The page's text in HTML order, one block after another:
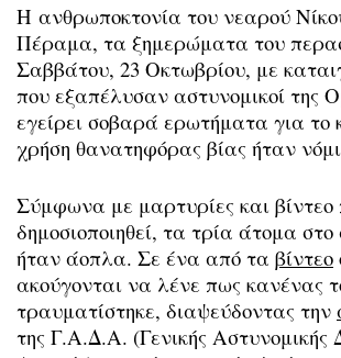
H ανθρωποκτονία του νεαρού
Πέραμα, τα ξημερώματα του
Σαββάτου, 23 Οκτωβρίου, με
που εξαπέλυσαν αστυνομικοί της
εγείρει σοβαρά ερωτήματα για το
χρήση θανατηφόρας βίας ήταν
Σύμφωνα με μαρτυρίες και βίντεο
δημοσιοποιηθεί, τα τρία άτομα στο
ήταν άοπλα. Σε ένα από τα βίντεο
ακούγονται να λένε πως κανένας
τραυματίστηκε, διαψεύδοντας την
της Γ.Α.Δ.Α. (Γενικής Αστυνομικής